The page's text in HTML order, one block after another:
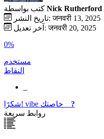
كتب بواسطة Nick Rutherford
تاريخ النشر: जनवरी 13, 2025
آخر تعديل: जनवरी 20, 2025
0%
مستخدم
النقاط
شكرًا! vibe
?
روابط سريعة